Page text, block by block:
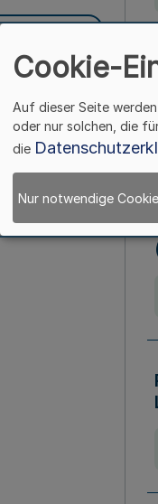
Cookie-
Auf dieser Seite
oder nur solchen, die
die
Nur notwendige